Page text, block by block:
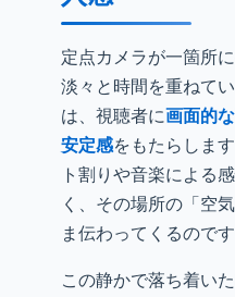
定点カメラが一箇所に
淡々と時間を重ねて
は、視聴者に画面的
安定感をもたらしま
ト割りや音楽による
く、その場所の「空
ま伝わってくるのです
この静かで落ち着いた